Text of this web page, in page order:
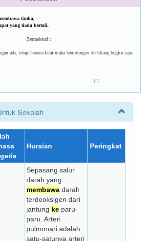
timba,
yang tiada bertali.
Bermaksud :
ada, tetapi kerana lalai maka keuntungan itu hilang begitu saja.
(4)
Sekolah
Huraian Peringkat
Sepasang salur
darah yang
membawa darah
terdeoksigen dari
jantung ke paru-
paru. Arteri
pulmonari adalah
satu-satunya arteri